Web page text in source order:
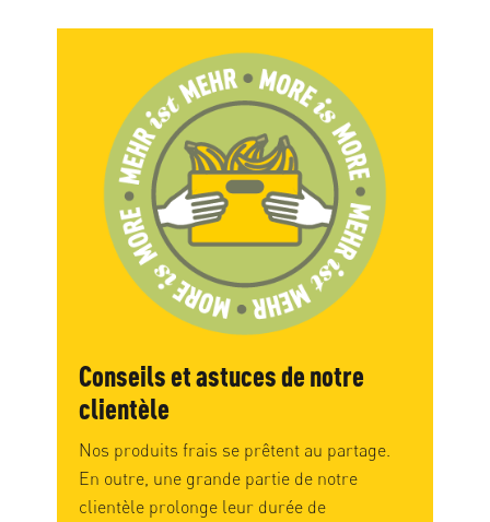
Conseils et astuces de notre
clientèle
Nos produits frais se prêtent au partage.
En outre, une grande partie de notre
clientèle prolonge leur durée de